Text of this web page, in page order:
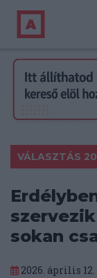
VÁLASZTÁS
sokan
2026. április 12.